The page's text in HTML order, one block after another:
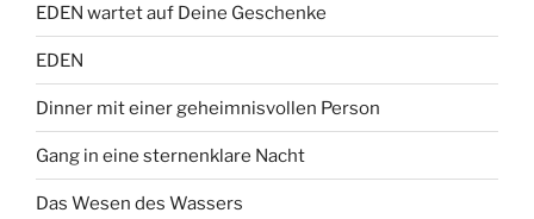
EDEN wartet auf Deine Geschenke
EDEN
Dinner mit einer geheimnisvollen Person
Gang in eine sternenklare Nacht
Das Wesen des Wassers